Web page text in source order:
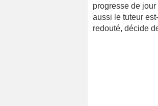
progresse de
aussi le tuteur
redouté, décide